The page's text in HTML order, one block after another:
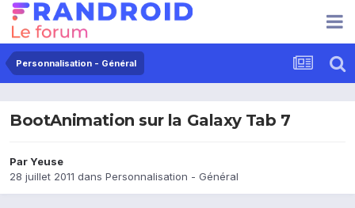
Personnalisation - Général
BootAnimation sur la Galaxy Tab 7
ParYeuse
28 juillet 2011 dans Personnalisation - Général